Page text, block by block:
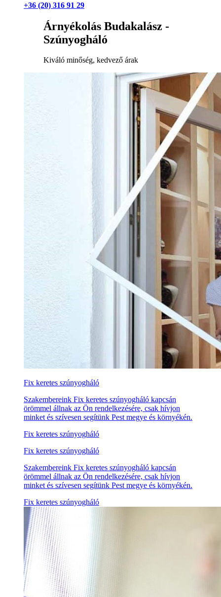
+36 (20) 316 91 29
Árnyékolás Budakalász -
Szúnyogháló
Kiváló minőség, kedvező árak
Fix keretes szúnyogháló
Szakembereink Fix keretes szúnyogháló kapcsán
örömmel állnak az Ön rendelkezésére, csak hívjon
minket és szívesen segítünk Pest megye és környékén.
Fix keretes szúnyogháló
Fix keretes szúnyogháló
Szakembereink Fix keretes szúnyogháló kapcsán
örömmel állnak az Ön rendelkezésére, csak hívjon
minket és szívesen segítünk Pest megye és környékén.
Fix keretes szúnyogháló